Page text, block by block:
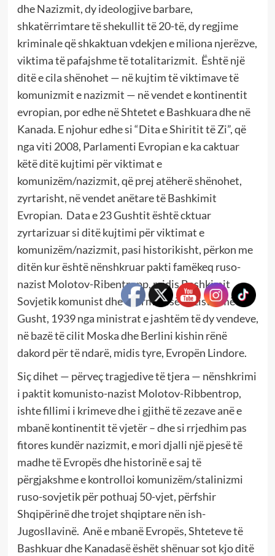
dhe Nazizmit, dy ideologjive barbare,
shkatërrimtare të shekullit të 20-të, dy regjime
kriminale që shkaktuan vdekjen e miliona njerëzve,
viktima të pafajshme të totalitarizmit. Është një
ditë e cila shënohet — në kujtim të viktimave të
komunizmit e nazizmit — në vendet e kontinentit
evropian, por edhe në Shtetet e Bashkuara dhe në
Kanada. E njohur edhe si “Dita e Shiritit të Zi”, që
nga viti 2008, Parlamenti Evropian e ka caktuar
këtë ditë kujtimi për viktimat e
komunizëm/nazizmit, që prej atëherë shënohet,
zyrtarisht, në vendet anëtare të Bashkimit
Evropian. Data e 23 Gushtit është cktuar
zyrtarizuar si ditë kujtimi për viktimat e
komunizëm/nazizmit, pasi historikisht, përkon me
ditën kur është nënshkruar pakti famëkeq ruso-
nazist Molotov-Ribentropp, midis Bashkimit
Sovjetik komunist dhe Gjermanisë naziste, më 23
Gusht, 1939 nga ministrat e jashtëm të dy vendeve,
në bazë të cilit Moska dhe Berlini kishin rënë
dakord për të ndarë, midis tyre, Evropën Lindore.
Siç dihet — përveç tragjedive të tjera — nënshkrimi
i paktit komunisto-nazist Molotov-Ribbentrop,
ishte fillimi i krimeve dhe i gjithë të zezave anë e
mbanë kontinentit të vjetër – dhe si rrjedhim pas
fitores kundër nazizmit, e mori djalli një pjesë të
madhe të Evropës dhe historinë e saj të
përgjakshme e kontrolloi komunizëm/stalinizmi
ruso-sovjetik për pothuaj 50-vjet, përfshir
Shqipërinë dhe trojet shqiptare nën ish-
Jugosllavinë. Anë e mbanë Evropës, Shteteve të
Bashkuar dhe Kanadasë ëshët shënuar sot kjo ditë